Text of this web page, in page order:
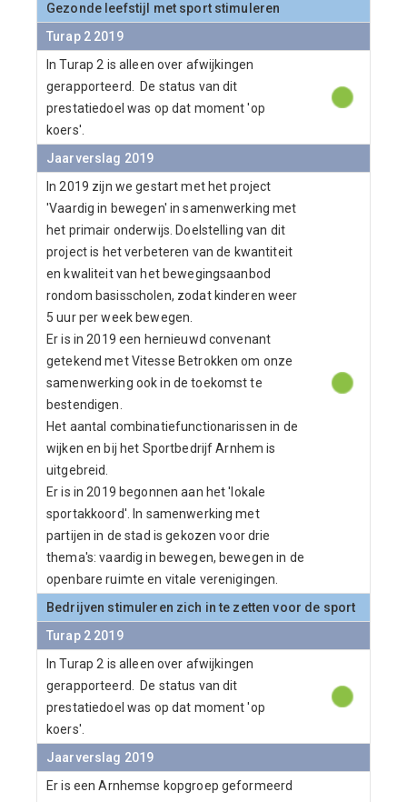
Gezonde leefstijl met sport stimuleren
Turap 2 2019
In Turap 2 is alleen over afwijkingen
gerapporteerd. De status van dit
prestatiedoel was op dat moment 'op
koers'.
Jaarverslag 2019
In 2019 zijn we gestart met het project
'Vaardig in bewegen' in samenwerking met
het primair onderwijs. Doelstelling van dit
project is het verbeteren van de kwantiteit
en kwaliteit van het bewegingsaanbod
rondom basisscholen, zodat kinderen weer
5 uur per week bewegen.
Er is in 2019 een hernieuwd convenant
getekend met Vitesse Betrokken om onze
samenwerking ook in de toekomst te
bestendigen.
Het aantal combinatiefunctionarissen in de
wijken en bij het Sportbedrijf Arnhem is
uitgebreid.
Er is in 2019 begonnen aan het 'lokale
sportakkoord'. In samenwerking met
partijen in de stad is gekozen voor drie
thema's: vaardig in bewegen, bewegen in de
openbare ruimte en vitale verenigingen.
Bedrijven stimuleren zich in te zetten voor de sport
Turap 2 2019
In Turap 2 is alleen over afwijkingen
gerapporteerd. De status van dit
prestatiedoel was op dat moment 'op
koers'.
Jaarverslag 2019
Er is een Arnhemse kopgroep geformeerd